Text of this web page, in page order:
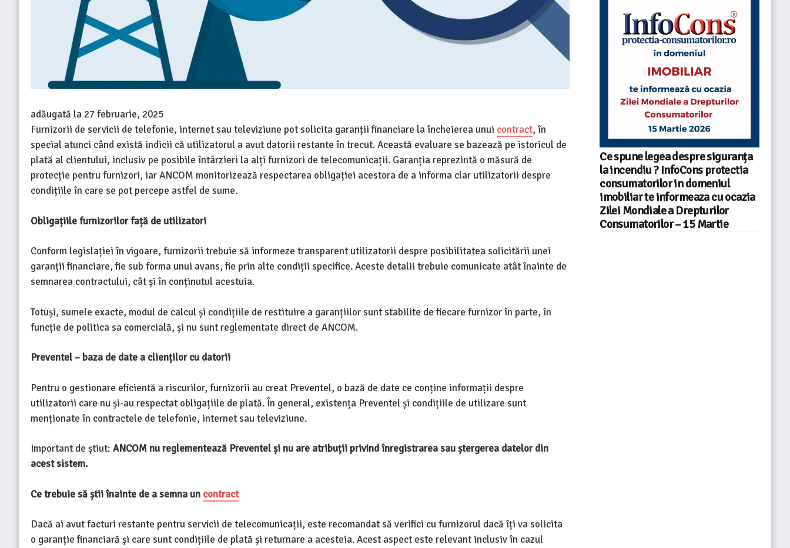
adăugată la 27 februarie, 2025
Furnizorii de servicii de telefonie, internet sau televiziune pot solicita garanții financiare la încheierea unui contract, în
special atunci când există indicii că utilizatorul a avut datorii restante în trecut. Această evaluare se bazează pe istoricul de
plată al clientului, inclusiv pe posibile întârzieri la alți furnizori de telecomunicații. Garanția reprezintă o măsură de
protecție pentru furnizori, iar ANCOM monitorizează respectarea obligației acestora de a informa clar utilizatorii despre
condițiile în care se pot percepe astfel de sume.
Obligațiile furnizorilor față de utilizatori
Conform legislației în vigoare, furnizorii trebuie să informeze transparent utilizatorii despre posibilitatea solicitării unei
garanții financiare, fie sub forma unui avans, fie prin alte condiții specifice. Aceste detalii trebuie comunicate atât înainte de
semnarea contractului, cât și în conținutul acestuia.
Totuși, sumele exacte, modul de calcul și condițiile de restituire a garanțiilor sunt stabilite de fiecare furnizor în parte, în
funcție de politica sa comercială, și nu sunt reglementate direct de ANCOM.
Preventel – baza de date a clienților cu datorii
Pentru o gestionare eficientă a riscurilor, furnizorii au creat Preventel, o bază de date ce conține informații despre
utilizatorii care nu și-au respectat obligațiile de plată. În general, existența Preventel și condițiile de utilizare sunt
menționate în contractele de telefonie, internet sau televiziune.
Important de știut: ANCOM nu reglementează Preventel și nu are atribuții privind înregistrarea sau ștergerea datelor din
acest sistem.
Ce trebuie să știi înainte de a semna un contract
Dacă ai avut facturi restante pentru servicii de telecomunicații, este recomandat să verifici cu furnizorul dacă îți va solicita
o garanție financiară și care sunt condițiile de plată și returnare a acesteia. Acest aspect este relevant inclusiv în cazul
Ce spune legea despre siguranța
la incendiu ? InfoCons protectia
consumatorilor in domeniul
imobiliar te informeaza cu ocazia
Zilei Mondiale a Drepturilor
Consumatorilor – 15 Martie